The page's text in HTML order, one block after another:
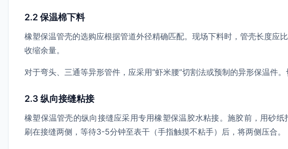
2.2 保温棉下料
橡塑保温管壳的选购应根据管道外径精确匹配。现场下料时，管壳长度应
收缩余量。
对于弯头、三通等异形管件，应采用”虾米腰”切割法或预制的异形保温件
2.3 纵向接缝粘接
橡塑保温管壳的纵向接缝应采用专用橡塑保温胶水粘接。施胶前，用砂
刷在接缝两侧，等待3-5分钟至表干（手指触摸不粘手）后，将两侧压合。